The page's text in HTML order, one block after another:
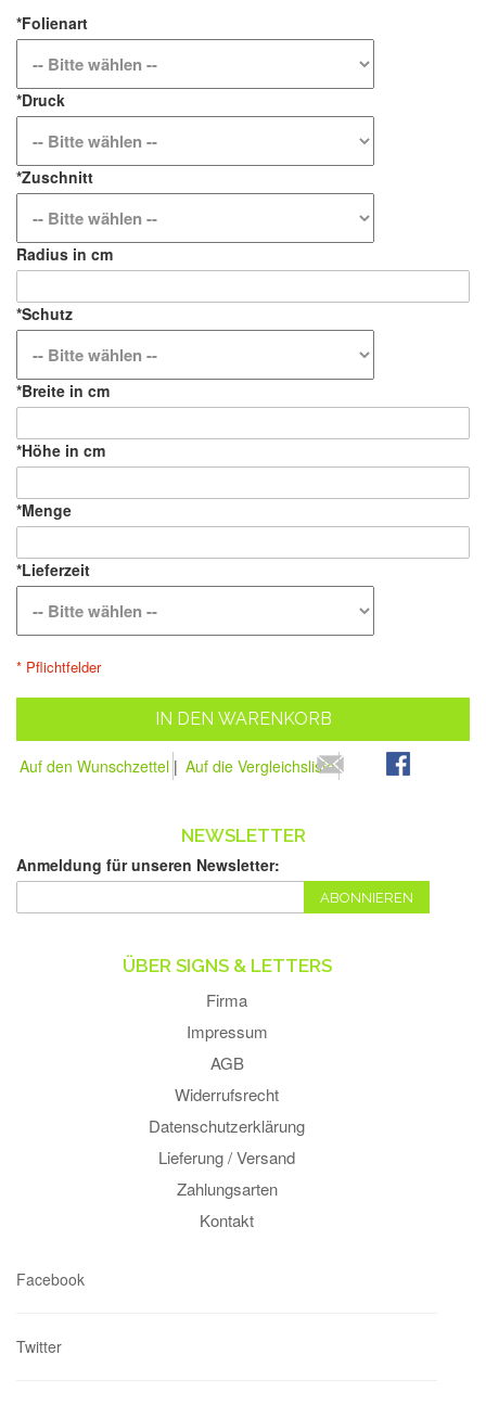
*Folienart
*Druck
*Zuschnitt
Radius in cm
*Schutz
*Breite in cm
*Höhe in cm
*Menge
*Lieferzeit
* Pflichtfelder
IN DEN WARENKORB
Auf den Wunschzettel | Auf die Vergleichsliste
NEWSLETTER
Anmeldung für unseren Newsletter:
ABONNIEREN
ÜBER SIGNS & LETTERS
Firma
Impressum
AGB
Widerrufsrecht
Datenschutzerklärung
Lieferung / Versand
Zahlungsarten
Kontakt
Facebook
Twitter